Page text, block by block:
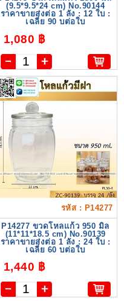
(9.5*9.5*24 cm) No.90144
ราคาขายส่งต่อ 1 ลัง : 12 ใบ :
เฉลี่ย 90 บต่อใบ
1,080 ฿
รหัส : P14277
P14277 ขวดโหลแก้ว 950 มิล
(11*11*18.5 cm) No.90139
ราคาขายส่งต่อ 1 ลัง : 24 ใบ :
เฉลี่ย 60 บต่อใบ
1,440 ฿